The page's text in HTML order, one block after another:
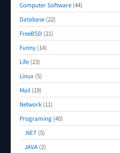
Computer Software (44)
Database (22)
FreeBSD (21)
Funny (14)
Life (23)
Linux (5)
Mail (19)
Network (11)
Programing (40)
.NET (5)
JAVA (2)